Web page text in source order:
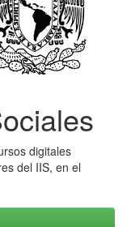
digitales
del IIS, en el